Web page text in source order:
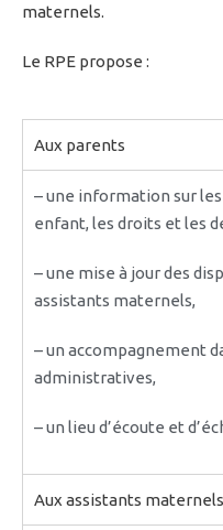
maternels.
Le RPE propose :
Aux parents
– une information sur les
enfant, les droits et les
– une mise à jour des
assistants maternels,
– un accompagnement
administratives,
– un lieu d’écoute et
Aux assistants maternels